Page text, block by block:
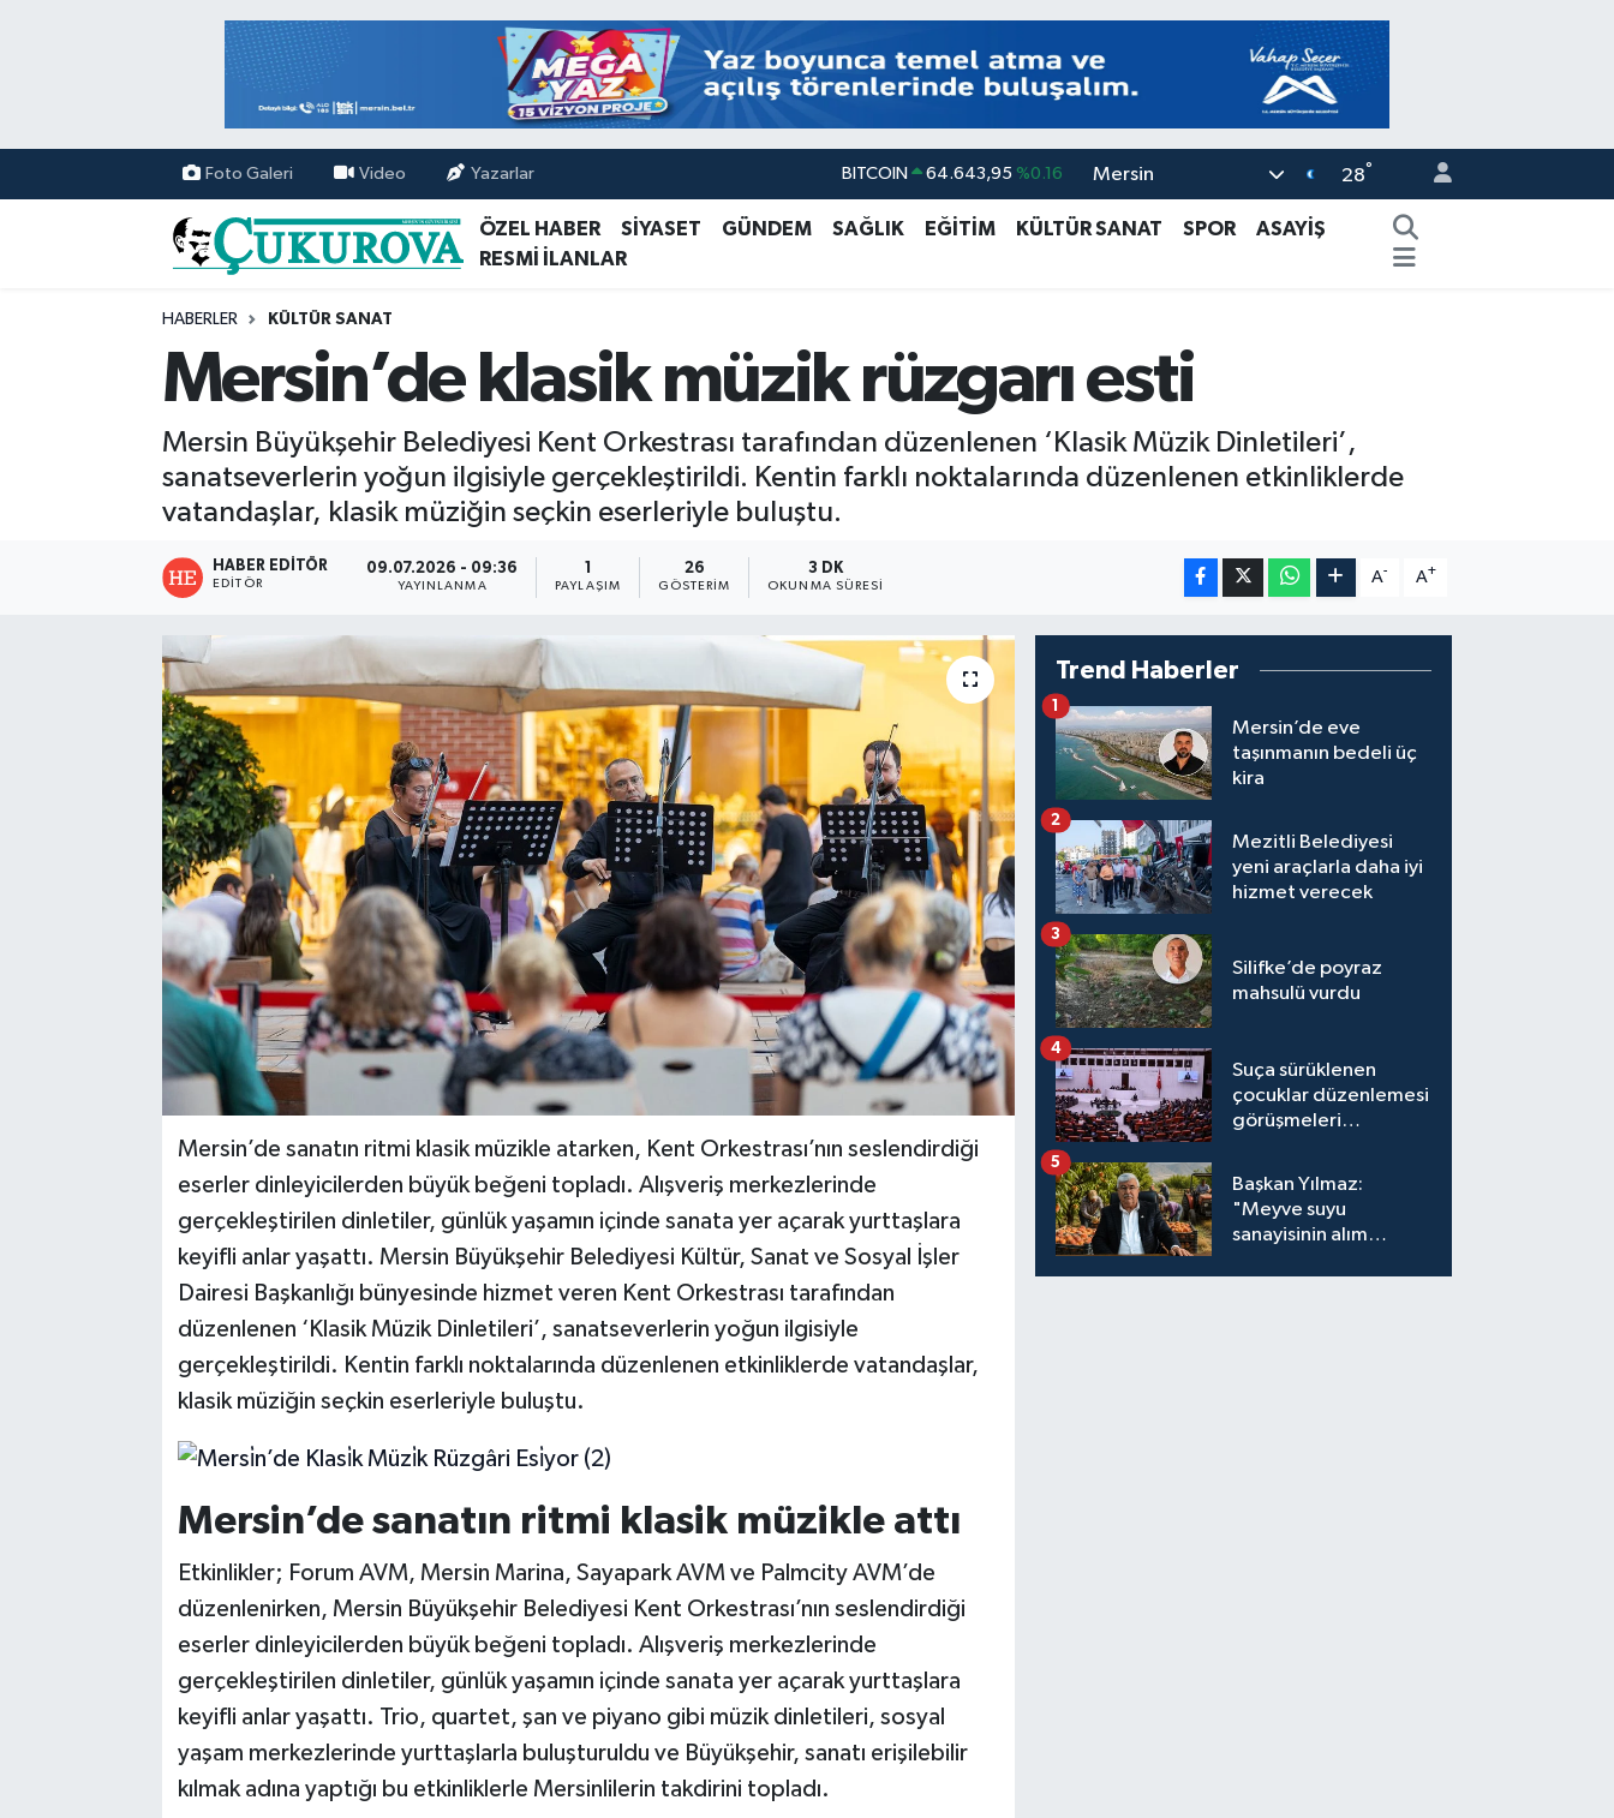
Foto Galeri Video Yazarlar BITCOIN 64.643,95 %0.16
DOLAR 47,6006 %0.06
BİST100 13.799 %70
Mersin 28°
ÖZEL HABER SİYASET GÜNDEM SAĞLIK EĞİTİM KÜLTÜR SANAT SPOR
ASAYİŞ
RESMİ İLANLAR
HABERLER KÜLTÜR SANAT
Mersin’de klasik müzik rüzgarı esti
Mersin Büyükşehir Belediyesi Kent Orkestrası tarafından düzenlenen ‘Klasik Müzik Dinletileri’,
sanatseverlerin yoğun ilgisiyle gerçekleştirildi. Kentin farklı noktalarında düzenlenen etkinliklerde
vatandaşlar, klasik müziğin seçkin eserleriyle buluştu.
HABER EDITÖR
EDITÖR
09.07.2026 - 09:36
YAYINLANMA PAYLAŞIM
26
GÖSTERIM
3 DK
OKUNMA SÜRESI
A- A+
Mersin’de sanatın ritmi klasik müzikle atarken, Kent Orkestrası’nın seslendirdiği
eserler dinleyicilerden büyük beğeni topladı. Alışveriş merkezlerinde
gerçekleştirilen dinletiler, günlük yaşamın içinde sanata yer açarak yurttaşlara
keyifli anlar yaşattı. Mersin Büyükşehir Belediyesi Kültür, Sanat ve Sosyal İşler
Dairesi Başkanlığı bünyesinde hizmet veren Kent Orkestrası tarafından
düzenlenen ‘Klasik Müzik Dinletileri’, sanatseverlerin yoğun ilgisiyle
gerçekleştirildi. Kentin farklı noktalarında düzenlenen etkinliklerde vatandaşlar,
klasik müziğin seçkin eserleriyle buluştu.
Mersin’de sanatın ritmi klasik müzikle attı
Etkinlikler; Forum AVM, Mersin Marina, Sayapark AVM ve Palmcity AVM’de
düzenlenirken, Mersin Büyükşehir Belediyesi Kent Orkestrası’nın seslendirdiği
eserler dinleyicilerden büyük beğeni topladı. Alışveriş merkezlerinde
gerçekleştirilen dinletiler, günlük yaşamın içinde sanata yer açarak yurttaşlara
keyifli anlar yaşattı. Trio, quartet, şan ve piyano gibi müzik dinletileri, sosyal
yaşam merkezlerinde yurttaşlarla buluşturuldu ve Büyükşehir, sanatı erişilebilir
kılmak adına yaptığı bu etkinliklerle Mersinlilerin takdirini topladı.
Trend Haberler
Mersin’de eve
taşınmanın bedeli üç
kira
1
Mezitli Belediyesi
yeni araçlarla daha iyi
hizmet verecek
2
Silifke’de poyraz
mahsulü vurdu
3
Suça sürüklenen
çocuklar düzenlemesi
görüşmeleri
4
Başkan Yılmaz:
"Meyve suyu
sanayisinin alım
5
Mersin Nöbetçi Eczaneler
Mersin Hava Durumu
Mersin Namaz Vakitleri
Mersin Trafik Yoğunluk Haritası
Tüm Manşetler
Son Dakika Haberleri
Haber Arşivi